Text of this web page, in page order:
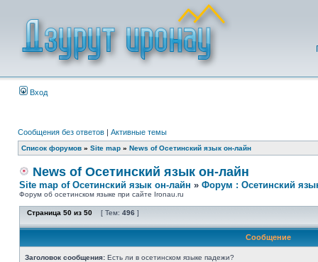
Вход
Сообщения без ответов | Активные темы
Список форумов » Site map » News of Осетинский язык он-лайн
News of Осетинский язык он-лайн
Site map of Осетинский язык он-лайн » Форум : Осетинский
Форум об осетинском языке при сайте Ironau.ru
Страница 50 из 50 [ Тем: 496 ]
Сообщение
Заголовок сообщения: Есть ли в осетинском языке падежи?